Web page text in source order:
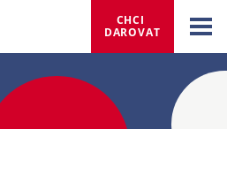
CHCI
DAROVAT